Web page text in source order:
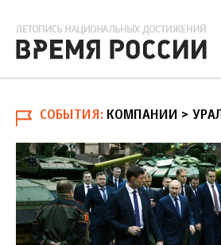
СОБЫТИЯ КОМПАНИИ >